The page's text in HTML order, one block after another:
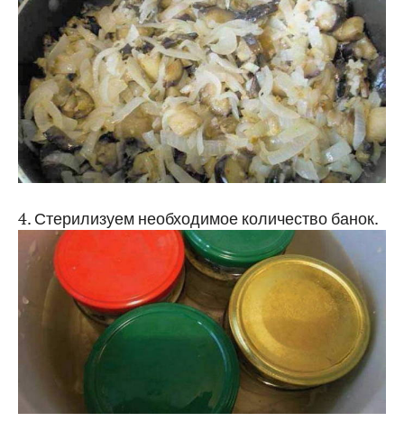
4. Стерилизуем необходимое количество банок.